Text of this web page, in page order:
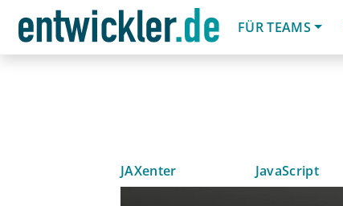
FÜR TEAMS
JAXenter JavaScript